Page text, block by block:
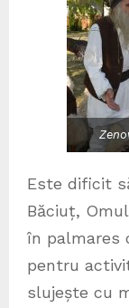
Este dificit
Băciuț,
în palmares
pentru
slujește cu